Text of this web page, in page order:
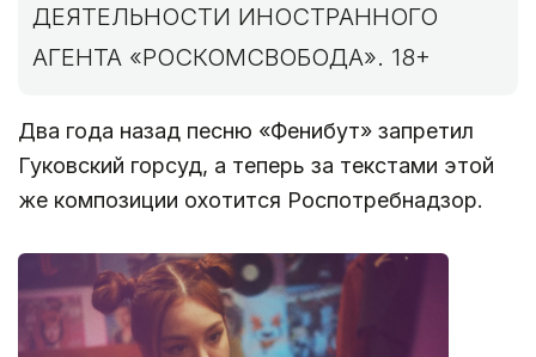
ДЕЯТЕЛЬНОСТИ ИНОСТРАННОГО
АГЕНТА «РОСКОМСВОБОДА». 18+
Два года назад песню «Фенибут» запретил
Гуковский горсуд, а теперь за текстами этой
же композиции охотится Роспотребнадзор.